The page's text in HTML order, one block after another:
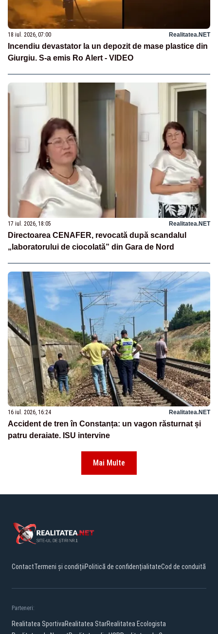
18 iul. 2026, 07:00 Realitatea.NET
Incendiu devastator la un depozit de mase plastice din
Giurgiu. S-a emis Ro Alert - VIDEO
17 iul. 2026, 18:05 Realitatea.NET
Directoarea CENAFER, revocată după scandalul
„laboratorului de ciocolată” din Gara de Nord
16 iul. 2026, 16:24 Realitatea.NET
Accident de tren în Constanța: un vagon răsturnat și
patru deraiate. ISU intervine
Mai Multe
ContactTermeni și condițiiPolitică de confidențialitateCod de conduită
Parteneri:
Realitatea SportivaRealitatea StarRealitatea Ecologista